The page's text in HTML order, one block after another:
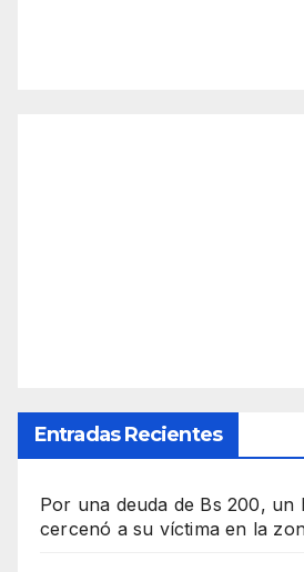
Entradas Recientes
Por una deuda de Bs 200, un
cercenó a su víctima en la